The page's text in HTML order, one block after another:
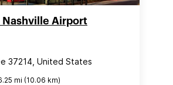
Nashville Airport
37214, United States
mi (10.06 km)